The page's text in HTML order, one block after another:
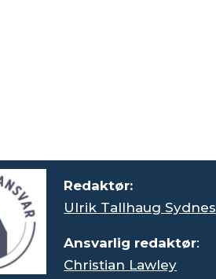
Redaktør:
Ulrik Tallhaug Sydnes
Ansvarlig redaktør:
Christian Lawley